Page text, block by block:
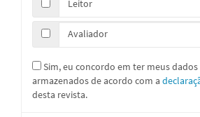
Leitor
Avaliador
armazenados de acordo com a
desta revista.